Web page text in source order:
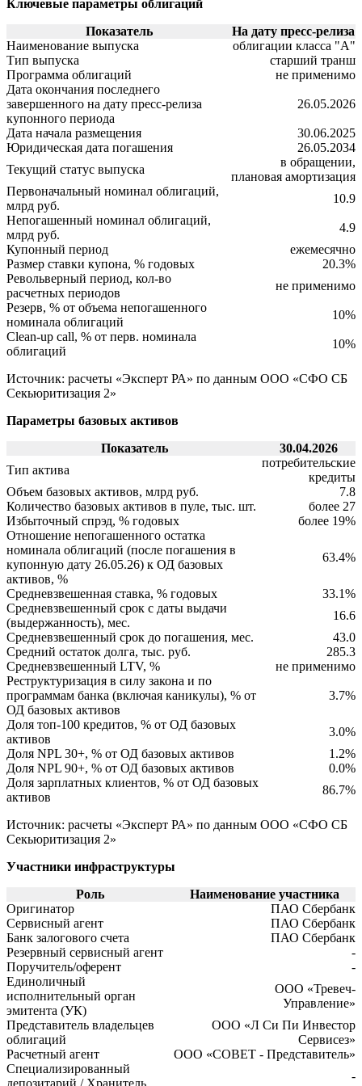
Ключевые параметры облигаций
Показатель
На дату пресс-релиза
Наименование выпуска
облигации класса "А"
Тип выпуска
старший транш
Программа облигаций
не применимо
Дата окончания последнего
завершенного на дату пресс-релиза
купонного периода
26.05.2026
Дата начала размещения
30.06.2025
Юридическая дата погашения
26.05.2034
Текущий статус выпуска
в обращении,
плановая амортизация
Первоначальный номинал облигаций,
млрд руб.
10.9
Непогашенный номинал облигаций,
млрд руб.
4.9
Купонный период
ежемесячно
Размер ставки купона, % годовых
20.3%
Револьверный период, кол-во
расчетных периодов
не применимо
Резерв, % от объема непогашенного
номинала облигаций
10%
Clean-up call, % от перв. номинала
облигаций
10%
Источник: расчеты «Эксперт РА» по данным ООО «СФО СБ
Секьюритизация 2»
Параметры базовых активов
Показатель
30.04.2026
Тип актива
потребительские
кредиты
Объем базовых активов, млрд руб.
7.8
Количество базовых активов в пуле, тыс. шт.
более 27
Избыточный спрэд, % годовых
более 19%
Отношение непогашенного остатка
номинала облигаций (после погашения в
купонную дату 26.05.26) к ОД базовых
активов, %
63.4%
Средневзвешенная ставка, % годовых
33.1%
Средневзвешенный срок с даты выдачи
(выдержанность), мес.
16.6
Средневзвешенный срок до погашения, мес.
43.0
Средний остаток долга, тыс. руб.
285.3
Средневзвешенный LTV, %
не применимо
Реструктуризация в силу закона и по
программам банка (включая каникулы), % от
ОД базовых активов
3.7%
Доля топ-100 кредитов, % от ОД базовых
активов
3.0%
Доля NPL 30+, % от ОД базовых активов
1.2%
Доля NPL 90+, % от ОД базовых активов
0.0%
Доля зарплатных клиентов, % от ОД базовых
активов
86.7%
Источник: расчеты «Эксперт РА» по данным ООО «СФО СБ
Секьюритизация 2»
Участники инфраструктуры
Роль
Наименование участника
Оригинатор
ПАО Сбербанк
Сервисный агент
ПАО Сбербанк
Банк залогового счета
ПАО Сбербанк
Резервный сервисный агент
-
Поручитель/оферент
-
Единоличный
исполнительный орган
эмитента (УК)
ООО «Тревеч-
Управление»
Представитель владельцев
облигаций
ООО «Л Си Пи Инвестор
Сервисез»
Расчетный агент
ООО «СОВЕТ - Представитель»
Специализированный
депозитарий / Хранитель
-